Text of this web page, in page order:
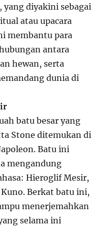
yang diyakini sebagai
atau upacara
membantu para
antara
hewan, serta
dunia di
batu besar yang
Stone ditemukan di
Batu ini
mengandung
Hieroglif Mesir,
Berkat batu ini,
menerjemahkan
selama ini